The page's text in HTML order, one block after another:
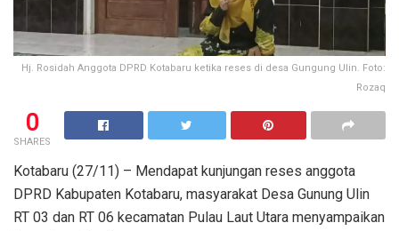
Hj. Rosidah Anggota DPRD Kotabaru ketika reses di desa Gungung Ulin. Foto:
Rozaq
0
SHARES
Kotabaru (27/11) – Mendapat kunjungan reses anggota
DPRD Kabupaten Kotabaru, masyarakat Desa Gunung Ulin
RT 03 dan RT 06 kecamatan Pulau Laut Utara menyampaikan